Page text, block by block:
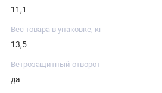
11,1
Вес товара в упаковке, кг
13,5
Ветрозащитный отворот
да